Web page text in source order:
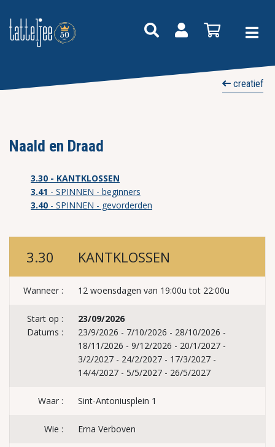
creatief
Naald en Draad
3.30 - KANTKLOSSEN
3.41 - SPINNEN - beginners
3.40 - SPINNEN - gevorderden
3.30 KANTKLOSSEN
Wanneer : 12 woensdagen van 19:00u tot 22:00u
Start op :
Datums :
23/09/2026
23/9/2026 - 7/10/2026 - 28/10/2026 -
18/11/2026 - 9/12/2026 - 20/1/2027 -
3/2/2027 - 24/2/2027 - 17/3/2027 -
14/4/2027 - 5/5/2027 - 26/5/2027
Waar : Sint-Antoniusplein 1
Wie : Erna Verboven